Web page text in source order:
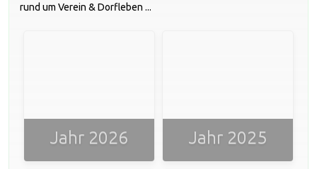
rund um Verein & Dorfleben ...
Jahr 2026 Jahr 2025